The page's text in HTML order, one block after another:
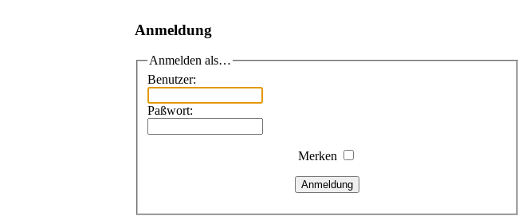
Anmeldung
Anmelden als…
Benutzer:
Paßwort:
Merken
Anmeldung